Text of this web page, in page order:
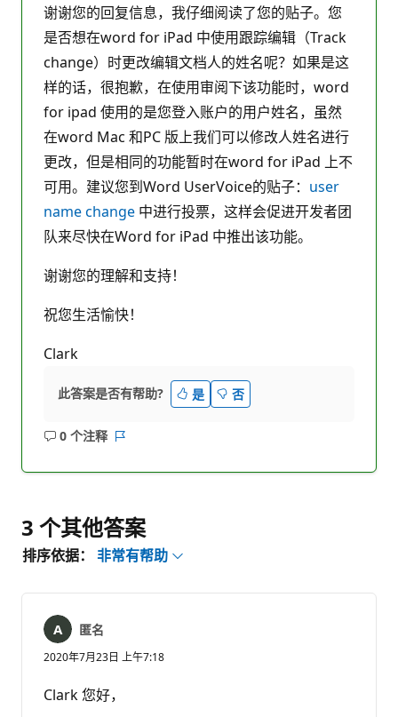
谢谢您的回复信息，我仔细阅读了您的贴子。您
是否想在word for iPad 中使用跟踪编辑（Track
change）时更改编辑文档人的姓名呢？如果是这
样的话，很抱歉，在使用审阅下该功能时，word
for ipad 使用的是您登入账户的用户姓名，虽然
在word Mac 和PC 版上我们可以修改人姓名进行
更改，但是相同的功能暂时在word for iPad 上不
可用。建议您到Word UserVoice的贴子： user
name change 中进行投票，这样会促进开发者团
队来尽快在Word for iPad 中推出该功能。
谢谢您的理解和支持！
祝您生活愉快！
Clark
此答案是否有帮助? 是 否
0 个注释
无
3 个其他答案
排序依据： 非常有帮助
匿名
2020年7月23日 上午7:18
Clark 您好，